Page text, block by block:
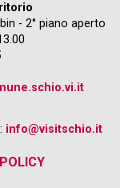
- 2° piano aperto
info@visitschio.it